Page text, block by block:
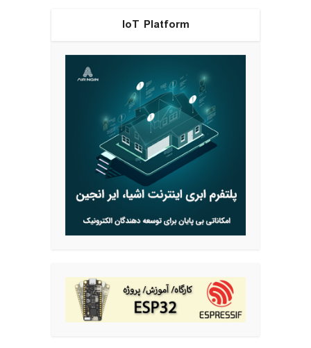
IoT Platform